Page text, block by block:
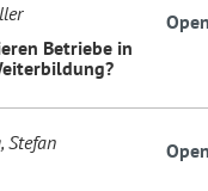
Betriebe in
Stefan